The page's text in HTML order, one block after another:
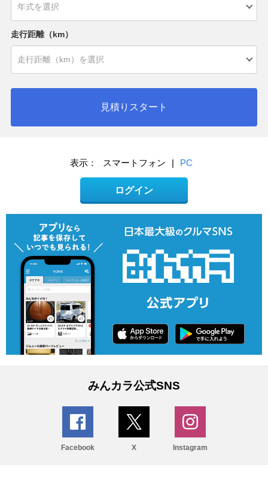
走行距離（km）
見積りスタート
表示： スマートフォン | PC
ログイン
みんカラ公式SNS
Facebook X Instagram